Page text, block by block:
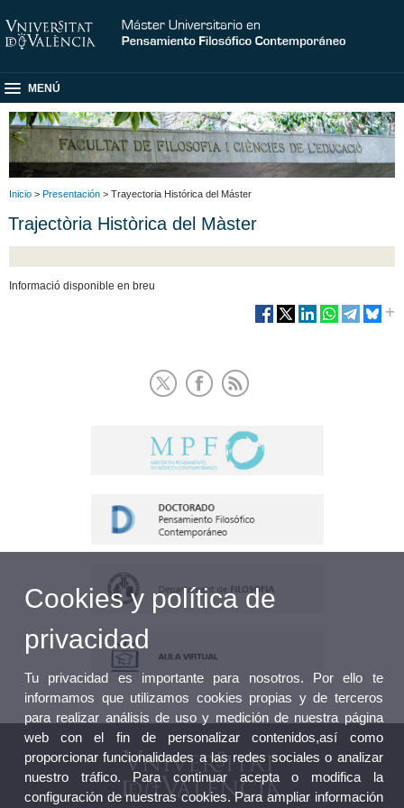
MENÚ
Inicio > Presentación > Trayectoria Histórica del Máster
Trajectòria Històrica del Màster
Informació disponible en breu
Cookies y política de
privacidad
Tu privacidad es importante para nosotros. Por ello te
informamos que utilizamos cookies propias y de terceros
para realizar análisis de uso y medición de nuestra página
web con el fin de personalizar contenidos,así como
proporcionar funcionalidades a las redes sociales o analizar
nuestro tráfico. Para continuar acepta o modifica la
configuración de nuestras cookies. Para ampliar información